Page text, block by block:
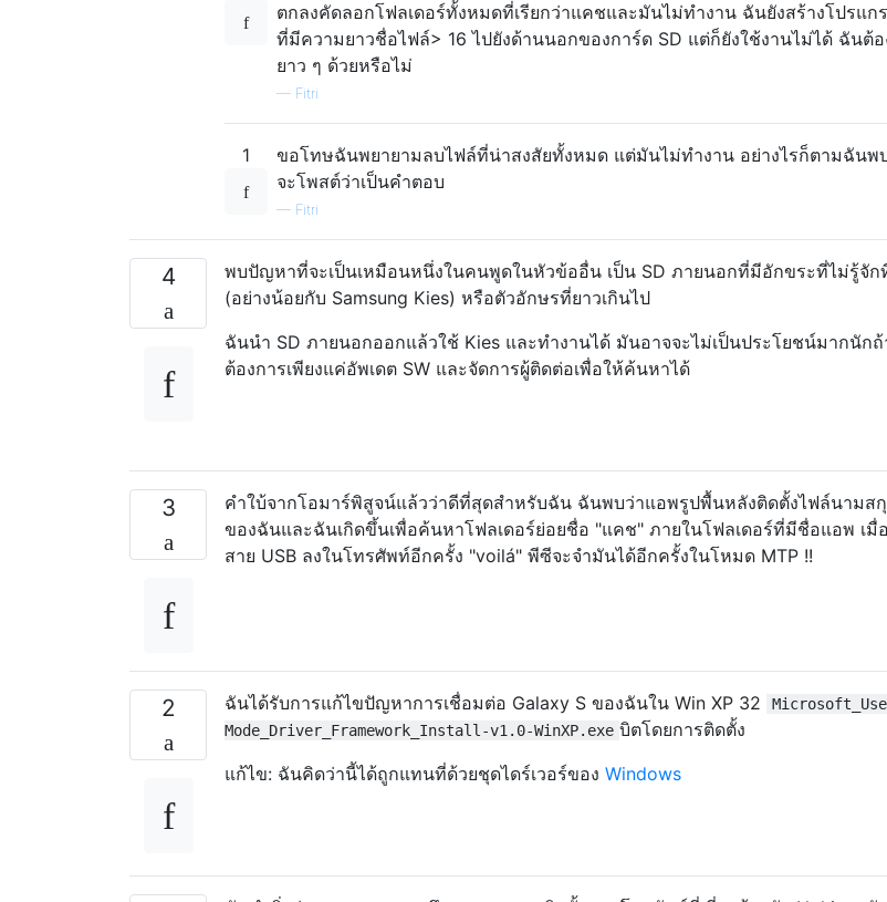
ตกลงคัดลอกโฟลเดอร์ทั้งหมดที่เรียกว่าแคชและมันไม่ทำงาน ฉันยังสร้างโปรแ
ที่มีความยาวชื่อไฟล์> 16 ไปยังด้านนอกของการ์ด SD แต่ก็ยังใช้งานไม่ได้ ฉันต้
ยาว ๆ ด้วยหรือไม่
— Fitri
1
ขอโทษฉันพยายามลบไฟล์ที่น่าสงสัยทั้งหมด แต่มันไม่ทำงาน อย่างไรก็ตามฉันพ
จะโพสต์ว่าเป็นคำตอบ
— Fitri
4
พบปัญหาที่จะเป็นเหมือนหนึ่งในคนพูดในหัวข้ออื่น เป็น SD ภายนอกที่มีอักขระที่ไม่รู้จัก
(อย่างน้อยกับ Samsung Kies) หรือตัวอักษรที่ยาวเกินไป
ฉันนำ SD ภายนอกออกแล้วใช้ Kies และทำงานได้ มันอาจจะไม่เป็นประโยชน์มากนัก
ต้องการเพียงแค่อัพเดต SW และจัดการผู้ติดต่อเพื่อให้ค้นหาได้
3
คำใบ้จากโอมาร์พิสูจน์แล้วว่าดีที่สุดสำหรับฉัน ฉันพบว่าแอพรูปพื้นหลังติดตั้งไฟล์นามสกุ
ของฉันและฉันเกิดขึ้นเพื่อค้นหาโฟลเดอร์ย่อยชื่อ "แคช" ภายในโฟลเดอร์ที่มีชื่อแอพ เมื่
สาย USB ลงในโทรศัพท์อีกครั้ง "voilá" พีซีจะจำมันได้อีกครั้งในโหมด MTP !!
2 ฉันได้รับการแก้ไขปัญหาการเชื่อมต่อ Galaxy S ของฉันใน Win XP 32
Mode_Driver_Framework_Install-v1.0-WinXP.exe บิตโดยการติดตั้ง
แก้ไข: ฉันคิดว่านี้ได้ถูกแทนที่ด้วยชุดไดร์เวอร์ของ Windows